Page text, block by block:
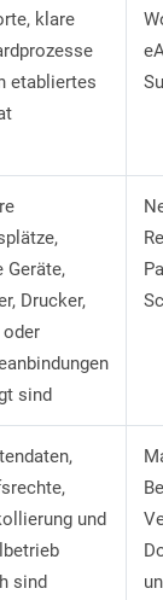
klare
etabliertes
Geräte,
Drucker,
oder
sind
und
sind